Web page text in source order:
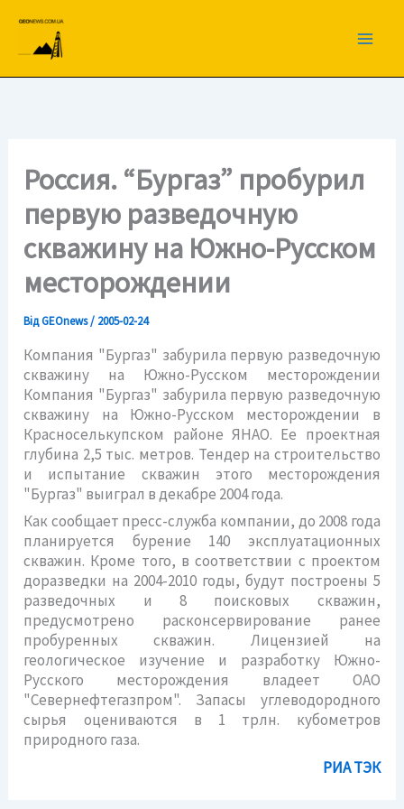
вмісту
Россия. “Бургаз” пробурил
первую разведочную
скважину на Южно-Русском
месторождении
ВідGEOnews/ 2005-02-24
Компания "Бургаз" забурила первую разведочную
скважину на Южно-Русском месторождении
Компания "Бургаз" забурила первую разведочную
скважину на Южно-Русском месторождении в
Красноселькупском районе ЯНАО. Ее проектная
глубина 2,5 тыс. метров. Тендер на строительство
и испытание скважин этого месторождения
"Бургаз" выиграл в декабре 2004 года.
Как сообщает пресс-служба компании, до 2008 года
планируется бурение 140 эксплуатационных
скважин. Кроме того, в соответствии с проектом
доразведки на 2004-2010 годы, будут построены 5
разведочных и 8 поисковых скважин,
предусмотрено расконсервирование ранее
пробуренных скважин. Лицензией на
геологическое изучение и разработку Южно-
Русского месторождения владеет ОАО
"Севернефтегазпром". Запасы углеводородного
сырья оцениваются в 1 трлн. кубометров
природного газа.
РИА ТЭК